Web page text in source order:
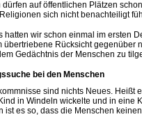
dürfen auf öffentlichen Plätzen
sich nicht benachteiligt
hatten wir schon einmal im ersten
übertriebene Rücksicht gegenüber
Gedächtnis der Menschen zu
bei den Menschen
sind nichts Neues.
in Windeln wickelte und in eine
ist es so, dass die Menschen